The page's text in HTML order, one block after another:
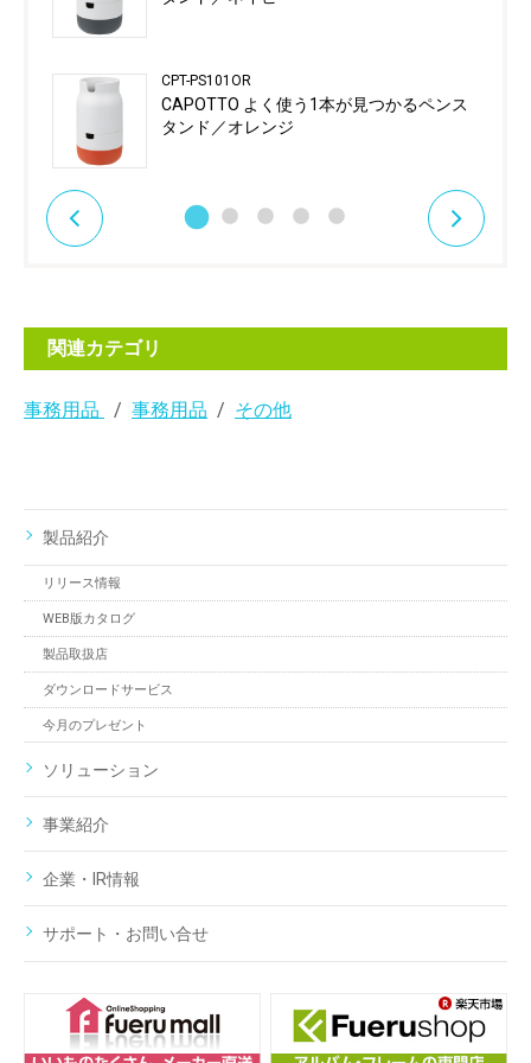
CPT-PS101OR
CAPOTTO よく使う1本が見つかるペンス
タンド／オレンジ
関連カテゴリ
事務用品 事務用品 その他
製品紹介
リリース情報
WEB版カタログ
製品取扱店
ダウンロードサービス
今月のプレゼント
ソリューション
事業紹介
企業・IR情報
サポート・お問い合せ